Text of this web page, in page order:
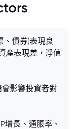
、債券)表現良
產表現差，淨值
影響投資者對
增長、通脹率、